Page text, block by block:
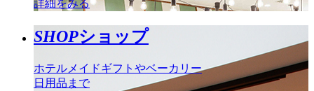
詳細をみる
SHOPショップ
ホテルメイドギフトやベーカリー
日用品まで